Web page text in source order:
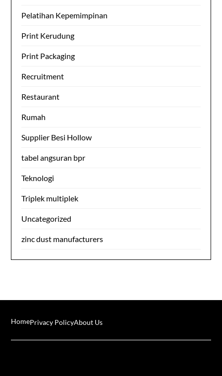
Pelatihan Kepemimpinan
Print Kerudung
Print Packaging
Recruitment
Restaurant
Rumah
Supplier Besi Hollow
tabel angsuran bpr
Teknologi
Triplek multiplek
Uncategorized
zinc dust manufacturers
HomePrivacy PolicyAbout Us